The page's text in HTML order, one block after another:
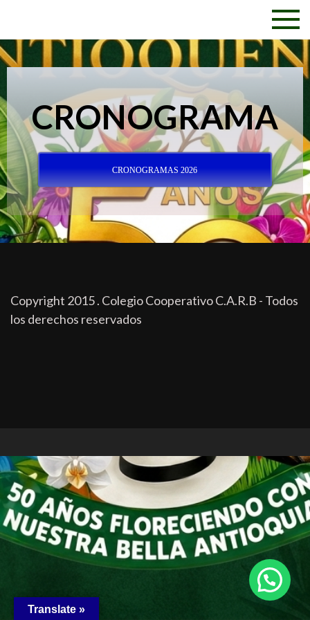
CRONOGRAMA
CRONOGRAMAS 2026
Copyright 2015 . Colegio Cooperativo C.A.R.B - Todos
los derechos reservados
Translate »